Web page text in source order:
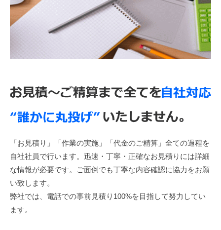
「お見積り」「作業の実施」「代金のご精算」全ての過程を
自社社員で行います。迅速・丁寧・正確なお見積りには詳細
な情報が必要です。ご面倒でも丁寧な内容確認に協力をお願
い致します。
弊社では、電話での事前見積り100%を目指して努力してい
ます。